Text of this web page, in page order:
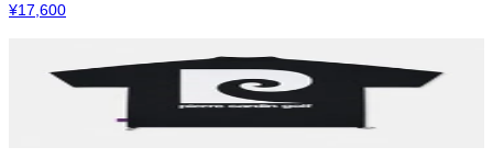
¥17,600